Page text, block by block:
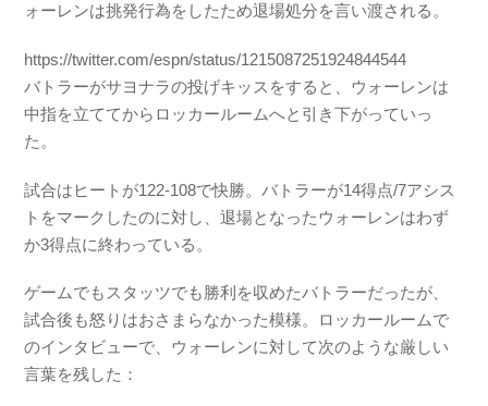
ォーレンは挑発行為をしたため退場処分を言い渡される。
https://twitter.com/espn/status/1215087251924844544
バトラーがサヨナラの投げキッスをすると、ウォーレンは
中指を立ててからロッカールームへと引き下がっていっ
た。
試合はヒートが122-108で快勝。バトラーが14得点/7アシス
トをマークしたのに対し、退場となったウォーレンはわず
か3得点に終わっている。
ゲームでもスタッツでも勝利を収めたバトラーだったが、
試合後も怒りはおさまらなかった模様。ロッカールームで
のインタビューで、ウォーレンに対して次のような厳しい
言葉を残した：